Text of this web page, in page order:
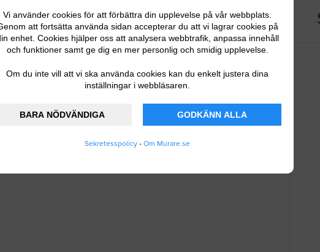
Vi använder cookies för att förbättra din upplevelse på vår webbplats.
att fortsätta använda sidan accepterar du att vi lagrar cookies på
enhet. Cookies hjälper oss att analysera webbtrafik, anpassa innehåll
och funktioner samt ge dig en mer personlig och smidig upplevelse.
Om du inte vill att vi ska använda cookies kan du enkelt justera dina
inställningar i webbläsaren.
BARA NÖDVÄNDIGA GODKÄNN ALLA
Sekretesspolicy • Om Murare.se